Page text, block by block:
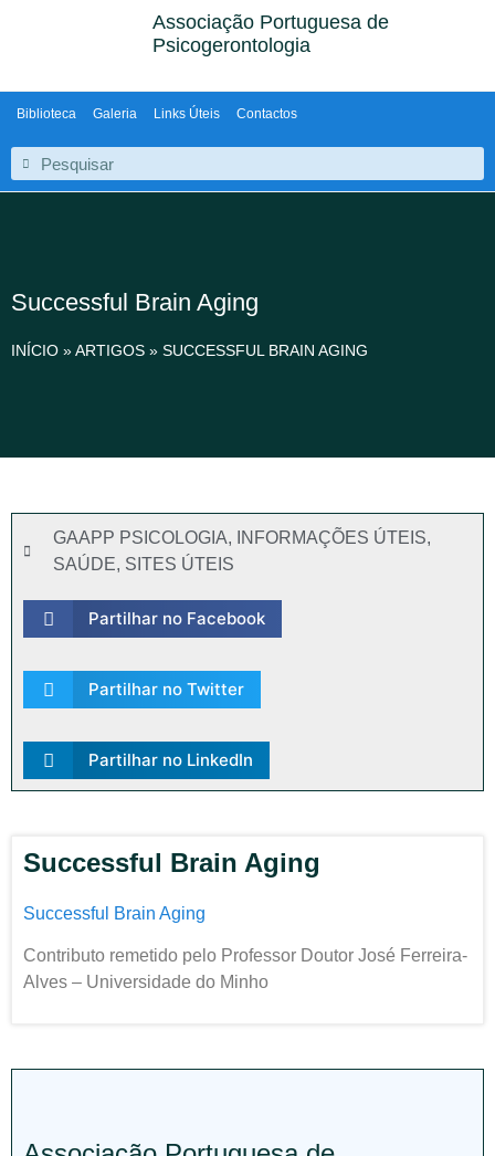
Associação Portuguesa de
Psicogerontologia
Biblioteca Galeria Links Úteis Contactos
Successful Brain Aging
INÍCIO »ARTIGOS » SUCCESSFUL BRAIN AGING
GAAPP PSICOLOGIA, INFORMAÇÕES ÚTEIS,
SAÚDE, SITES ÚTEIS
Partilhar no Facebook
Partilhar no Twitter
Partilhar no LinkedIn
Successful Brain Aging
Successful Brain Aging
Contributo remetido pelo Professor Doutor José Ferreira-
Alves – Universidade do Minho